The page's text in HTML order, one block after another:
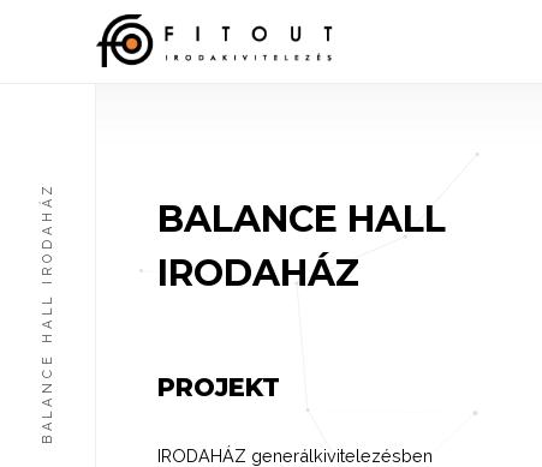
BALANCE HALL
IRODAHÁZ
PROJEKT
IRODAHÁZ generálkivitelezésben
BALANCE HALL IRODAHÁZ